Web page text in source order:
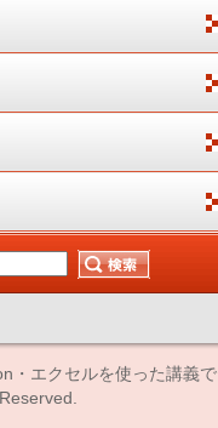
・エクセルを使った講義で